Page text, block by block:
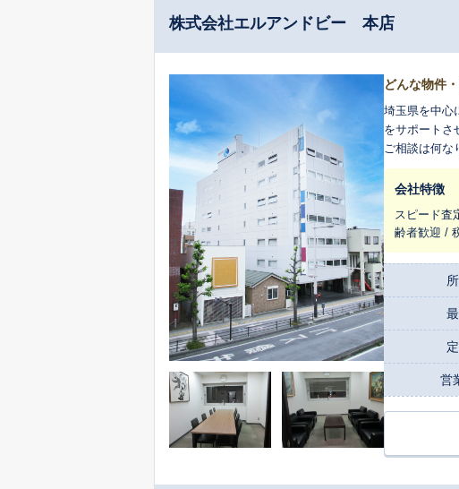
株式会社エルアンドビー 本店
どんな物件
埼玉県を中心
をサポートさせていただきます。 土地の売買から
ご相談は何な
会社特徴
スピード査
齢者歓迎 /
営